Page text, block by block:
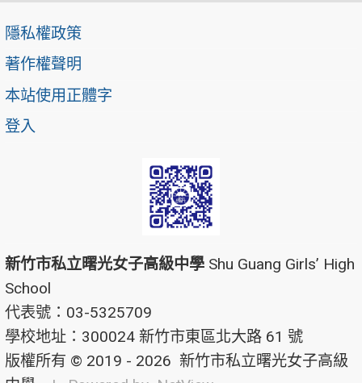
隱私權政策
著作權聲明
本站使用正體字
登入
新竹市私立曙光女子高級中學 Shu Guang Girls’ High
School
代表號：03-5325709
學校地址：300024 新竹市東區北大路 61 號
版權所有 © 2019 - 2026 新竹市私立曙光女子高級